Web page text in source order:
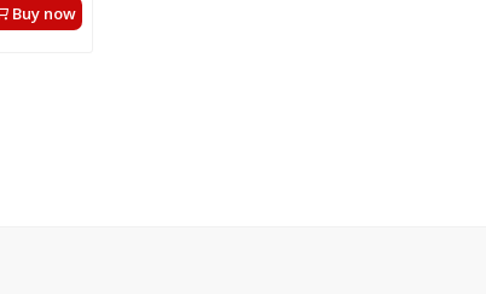
Buy now